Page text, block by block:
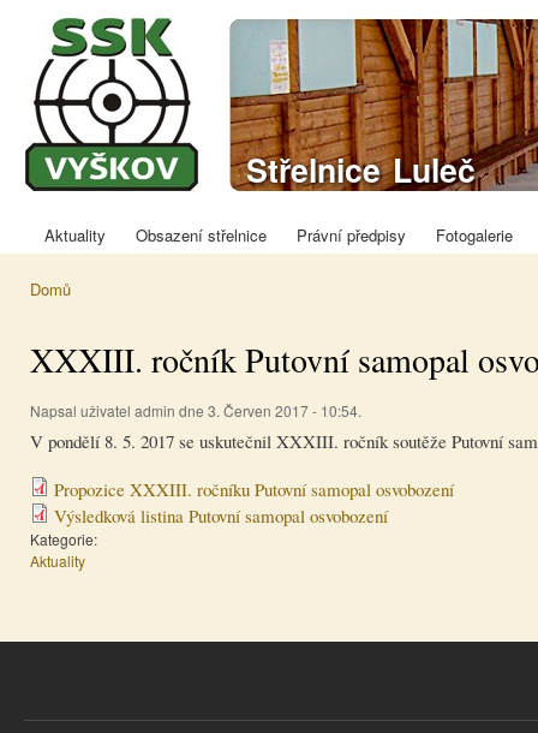
Sportovně
střelecký klub
Střelnice Luleč
Hlavní menu
Aktuality Obsazení střelnice Právní předpisy Fotogalerie
Domů
XXXIII. ročník Putovní samopal
Napsal uživatel admin dne 3. Červen 2017 - 10:54.
V pondělí 8. 5. 2017 se uskutečnil XXXIII. ročník soutěže Putovní
Propozice XXXIII. ročníku Putovní samopal osvobození
Výsledková listina Putovní samopal osvobození
Kategorie:
Aktuality